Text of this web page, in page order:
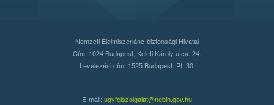
Nemzeti Élelmiszerlánc-biztonsági Hivatal
Cím: 1024 Budapest, Keleti Károly utca. 24.
Levelezési cím: 1525 Budapest. Pf. 30.
E-mail: ugyfelszolgalat@nebih.gov.hu